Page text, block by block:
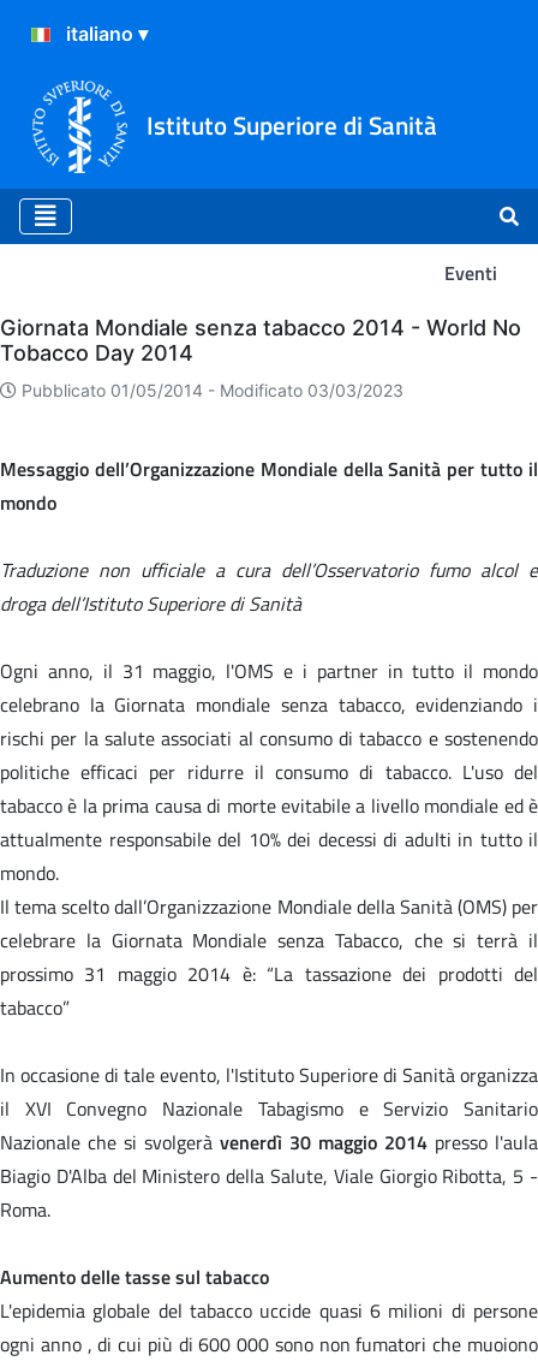
Istituto Superiore di Sanità
Eventi
Eventi
Giornata Mondiale senza tabacco 2014 - World No
Tobacco Day 2014
Pubblicato 01/05/2014 - Modificato 03/03/2023
Messaggio dell’Organizzazione Mondiale della Sanità per tutto il
mondo
Traduzione non ufficiale a cura dell’Osservatorio fumo alcol e
droga dell’Istituto Superiore di Sanità
Ogni anno, il 31 maggio, l'OMS e i partner in tutto il mondo
celebrano la Giornata mondiale senza tabacco, evidenziando i
rischi per la salute associati al consumo di tabacco e sostenendo
politiche efficaci per ridurre il consumo di tabacco. L'uso del
tabacco è la prima causa di morte evitabile a livello mondiale ed è
attualmente responsabile del 10% dei decessi di adulti in tutto il
mondo.
Il tema scelto dall’Organizzazione Mondiale della Sanità (OMS) per
celebrare la Giornata Mondiale senza Tabacco, che si terrà il
prossimo 31 maggio 2014 è: “La tassazione dei prodotti del
tabacco”
In occasione di tale evento, l'Istituto Superiore di Sanità organizza
il XVI Convegno Nazionale Tabagismo e Servizio Sanitario
Nazionale che si svolgerà venerdì 30 maggio 2014 presso l'aula
Biagio D'Alba del Ministero della Salute, Viale Giorgio Ribotta, 5 -
Roma.
Aumento delle tasse sul tabacco
L'epidemia globale del tabacco uccide quasi 6 milioni di persone
ogni anno , di cui più di 600 000 sono non fumatori che muoiono